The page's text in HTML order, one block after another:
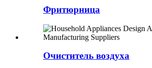
Фритюрница
Очиститель воздуха